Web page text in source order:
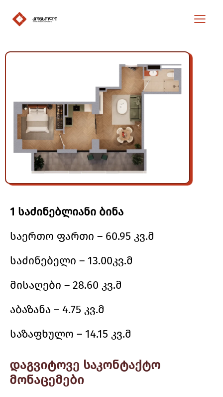
1 საძინებლიანი ბინა
საერთო ფართი – 60.95 კვ.მ
საძინებელი – 13.00კვ.მ
მისაღები – 28.60 კვ.მ
აბაზანა – 4.75 კვ.მ
საზაფხულო – 14.15 კვ.მ
დაგვიტოვე საკონტაქტო
მონაცემები